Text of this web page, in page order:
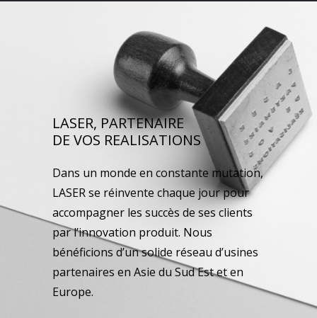
LASER, PARTENAIRE
DE VOS REALISATIONS
Dans un monde en constante mutation,
LASER se réinvente chaque jour pour
accompagner les succès de ses clients
par l’innovation produit. Nous
bénéficions d’un solide réseau d’usines
partenaires en Asie du Sud Est et en
Europe.